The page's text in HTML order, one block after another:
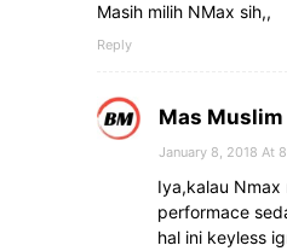
Masih milih NMax sih,,
Reply
Mas Muslim
January 8, 2018 At
Iya,kalau
performace
hal ini keyless